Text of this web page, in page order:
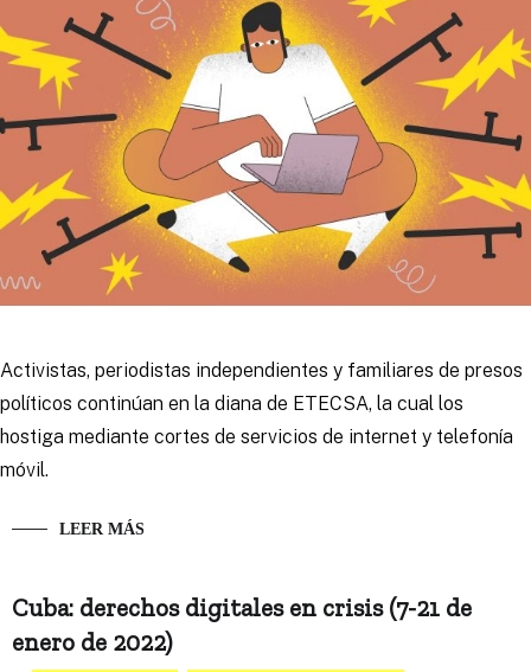
Activistas, periodistas independientes y familiares de presos
políticos continúan en la diana de ETECSA, la cual los
hostiga mediante cortes de servicios de internet y telefonía
móvil.
LEER MÁS
Cuba: derechos digitales en crisis (7-21 de
enero de 2022)